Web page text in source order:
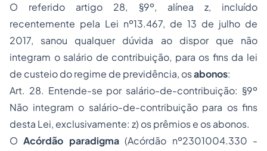
O referido artigo 28, §9º, alínea z, incluído
recentemente pela Lei nº13.467, de 13 de julho de
2017, sanou qualquer dúvida ao dispor que não
integram o salário de contribuição, para os fins da lei
de custeio do regime de previdência, osabonos:
Art. 28. Entende-se por salário-de-contribuição: §9º
Não integram o salário-de-contribuição para os fins
desta Lei, exclusivamente: z) os prêmios e os abonos.
OAcórdão paradigma(Acórdão nº2301004.330 -